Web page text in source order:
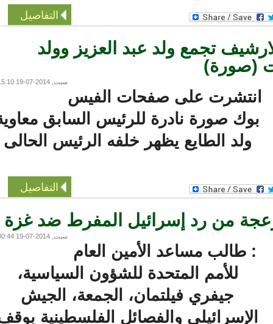
التفاصيل
تجمع ولد عبد العزيز وولد
(صورة)
سبت, 2014-07-19 15:10
على صفحات الفيس
بوك صورة نادرة للرئيس السابق معاوية
ولد الطايع يظهر خلفه الرئيس الحالى
التفاصيل
من رد إسرائيل المفرط ضد غزة
سبت, 2014-07-19 00:44
: طالب مساعد الأمين العام
للأمم المتحدة للشؤون السياسية،
جيفري فيلتمان، الجمعة، الجيش
الإسرائيلي والفصائل الفلسطينية بوقف